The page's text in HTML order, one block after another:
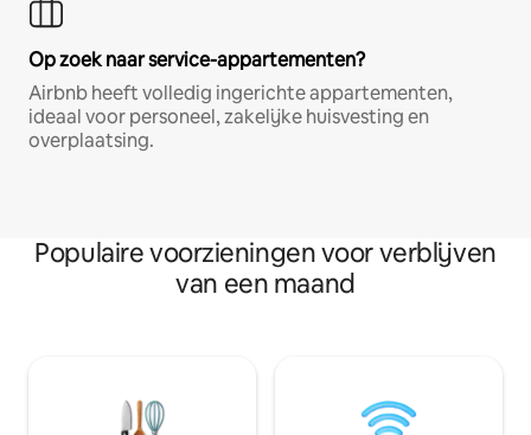
Op zoek naar service-appartementen?
Airbnb heeft volledig ingerichte appartementen,
ideaal voor personeel, zakelijke huisvesting en
overplaatsing.
Populaire voorzieningen voor verblijven
van een maand